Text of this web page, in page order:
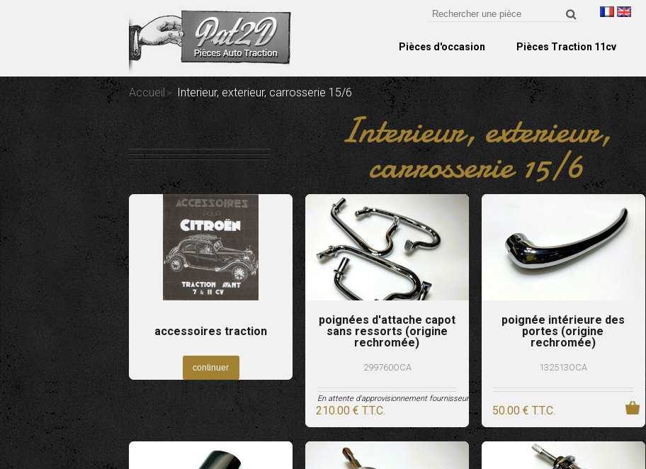
Pièces d'occasion Pièces Traction 11cv
Accueil Interieur, exterieur, carrosserie 15/6
Interieur, exterieur,
carrosserie 15/6
accessoires traction
poignées d'attache capot
sans ressorts (origine
rechromée)
299760OCA
210.00 € T.T.C.
En attente d'approvisionnement fournisseur
poignée intérieure des
portes (origine
rechromée)
132513OCA
50.00 € T.T.C.